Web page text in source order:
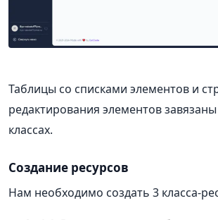
Таблицы со списками элементов и
редактирования элементов
классах.
Создание ресурсов
Нам необходимо создать 3 класса-